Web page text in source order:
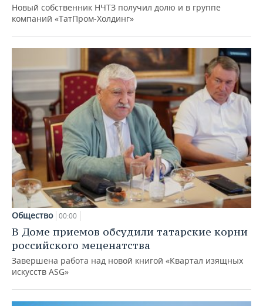
Новый собственник НЧТЗ получил долю и в группе
компаний «ТатПром-Холдинг»
Общество 00:00
В Доме приемов обсудили татарские корни
российского меценатства
Завершена работа над новой книгой «Квартал изящных
искусств ASG»